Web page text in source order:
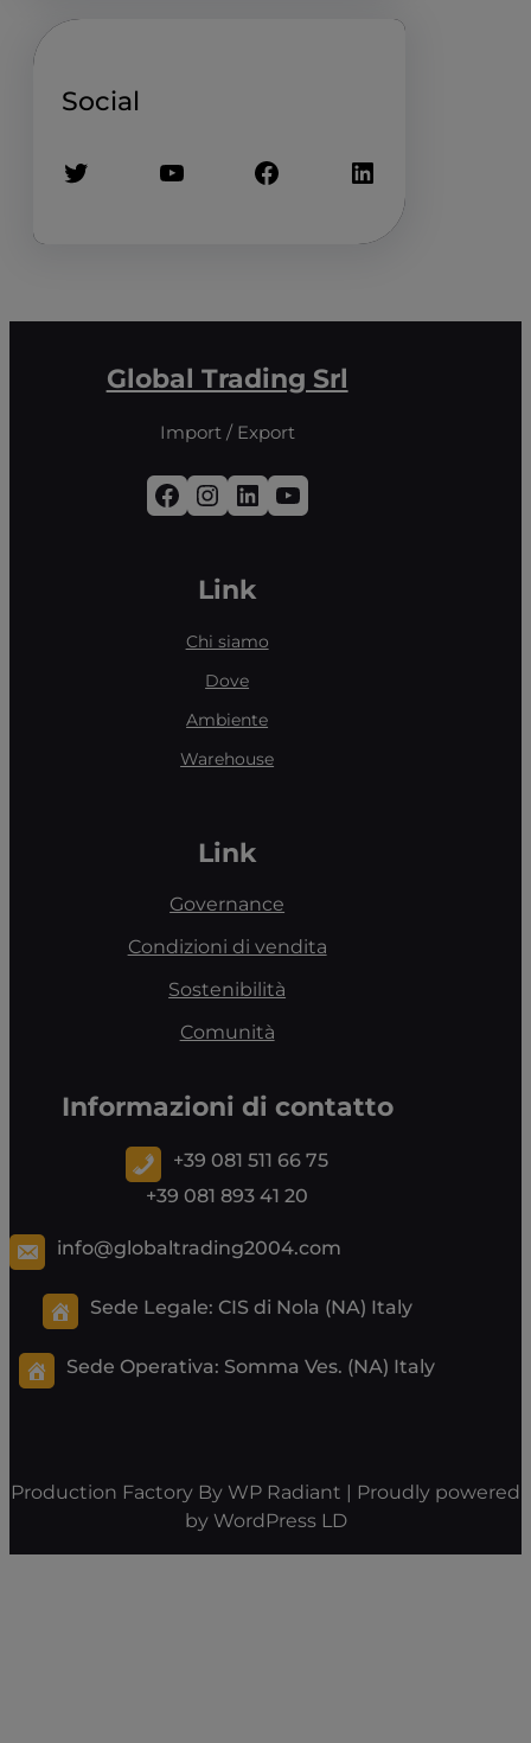
Social
Twitter YouTube Facebook LinkedIn
Global Trading Srl
Import / Export
Facebook Instagram LinkedIn YouTube
Link
Chi siamo
Dove
Ambiente
Warehouse
Link
Governance
Condizioni di vendita
Sostenibilità
Comunità
Informazioni di contatto
+39 081 511 66 75
+39 081 893 41 20
info@globaltrading2004.com
Sede Legale: CIS di Nola (NA) Italy
Sede Operativa: Somma Ves. (NA) Italy
Production Factory By WP Radiant | Proudly powered
by WordPressLD